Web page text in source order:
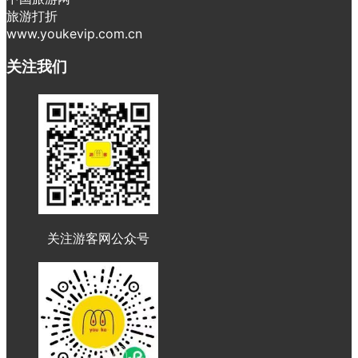
旅游打折
www.youkevip.com.cn
关注我们
关注游客网公众号